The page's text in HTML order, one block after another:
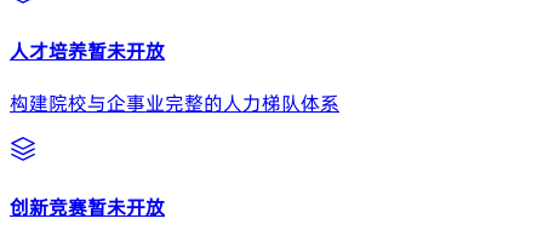
人才培养暂未开放
构建院校与企事业完整的人力梯队体系
创新竞赛暂未开放